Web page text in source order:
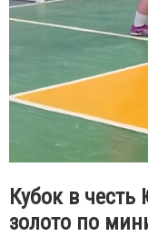
Кубок в
золото по